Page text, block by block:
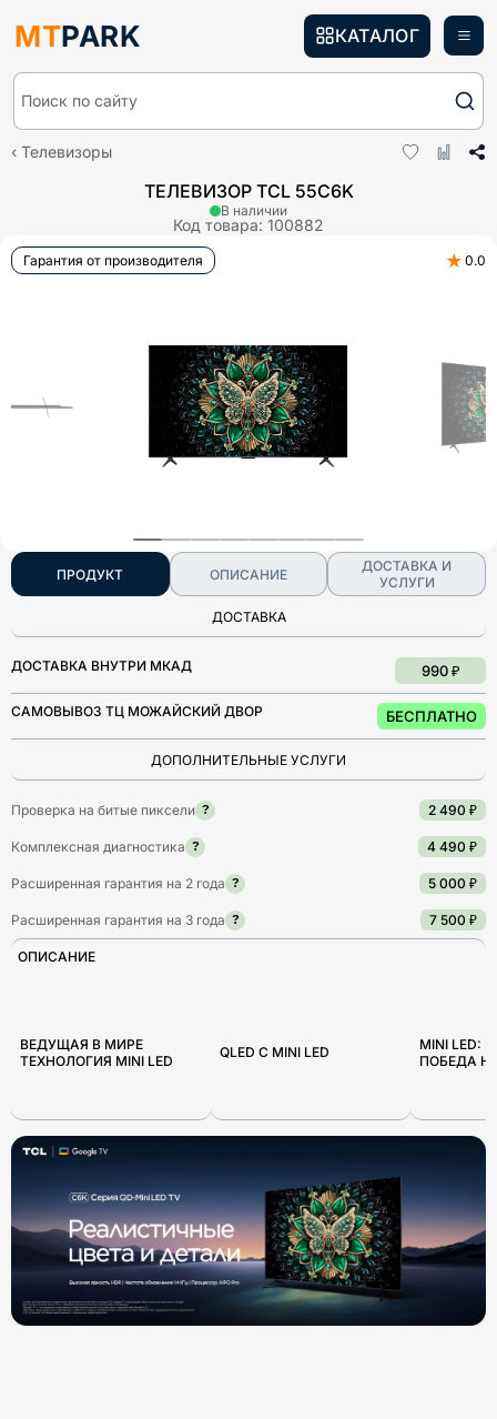
MTPARK
Поиск по сайту
КАТАЛОГ
Телевизоры
ТЕЛЕВИЗОР TCL 55C6K
Код товара: 100882
В наличии
Гарантия от производителя ★ 0.0
ПРОДУКТ ОПИСАНИЕ
ДОСТАВКА И
УСЛУГИ
ДОСТАВКА
ДОСТАВКА ВНУТРИ МКАД 990 ₽
САМОВЫВОЗ ТЦ МОЖАЙСКИЙ ДВОР БЕСПЛАТНО
ДОПОЛНИТЕЛЬНЫЕ УСЛУГИ
Проверка на битые пиксели ? 2 490 ₽
Комплексная диагностика ? 4 490 ₽
Расширенная гарантия на 2 года ? 5 000 ₽
Расширенная гарантия на 3 года ? 7 500 ₽
ОПИСАНИЕ
ВЕДУЩАЯ В МИРЕ
ТЕХНОЛОГИЯ MINI LED
QLED С MINI LED
MINI LED:
ПОБЕДА